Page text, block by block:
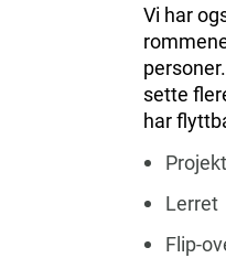
Vi har
sette
har
Lerret
Flip-